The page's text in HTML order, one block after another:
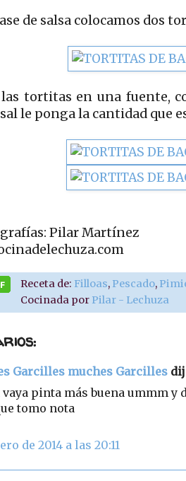
de salsa colocamos dos
tortitas en una fuente,
le ponga la cantidad que
Pilar Martínez
Receta de: Filloas, Pescado,
Cocinada por Pilar - Lechuza
Garcilles muches Garcilles
pinta más buena ummm y
tomo nota
de 2014 a las 20:11